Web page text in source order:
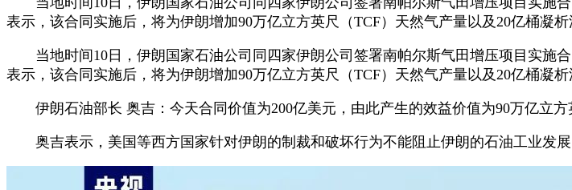
表示，该合同实施后，将为伊朗增加90万亿立方英尺（TCF）天然气产量以及20亿桶凝
当地时间10日，伊朗国家石油公司同四家伊朗公司签署南帕尔斯气田增压项目实施
表示，该合同实施后，将为伊朗增加90万亿立方英尺（TCF）天然气产量以及20亿桶凝
伊朗石油部长 奥吉：今天合同价值为200亿美元，由此产生的效益价值为90万亿立方
奥吉表示，美国等西方国家针对伊朗的制裁和破坏行为不能阻止伊朗的石油工业发展